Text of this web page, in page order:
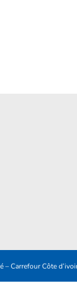
– Carrefour Côte